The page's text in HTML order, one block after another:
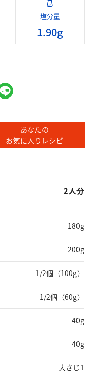
塩分量
1.90g
あなたの
お気に入りレシピ
2人分
180g
200g
1/2個（100g）
1/2個（60g）
40g
40g
大さじ1